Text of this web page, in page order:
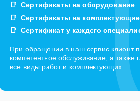
Сертификаты на оборудование
Сертификаты на комплектующие
Сертификат у каждого
При обращении в наш сервис клиент
компетентное обслуживание, а также
все виды работ и комплектующих.